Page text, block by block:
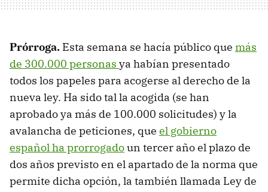
Prórroga. Esta semana se hacía público que más
de 300.000 personas ya habían presentado
todos los papeles para acogerse al derecho de la
nueva ley. Ha sido tal la acogida (se han
aprobado ya más de 100.000 solicitudes) y la
avalancha de peticiones, que el gobierno
español ha prorrogadoun tercer año el plazo de
dos años previsto en el apartado de la norma que
permite dicha opción, la también llamada Ley de